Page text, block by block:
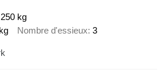
kg
Nombre d'essieux 3